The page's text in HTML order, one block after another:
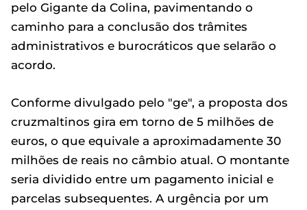
pelo Gigante da Colina, pavimentando o
caminho para a conclusão dos trâmites
administrativos e burocráticos que selarão o
acordo.
Conforme divulgado pelo "ge", a proposta dos
cruzmaltinos gira em torno de 5 milhões de
euros, o que equivale a aproximadamente 30
milhões de reais no câmbio atual. O montante
seria dividido entre um pagamento inicial e
parcelas subsequentes. A urgência por um